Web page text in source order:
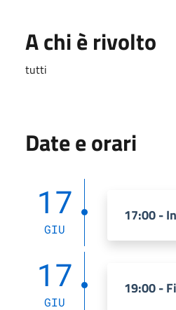
A chi è rivolto
tutti
Date e orari
17
GIU
17:00 -
17
GIU
19:00 -